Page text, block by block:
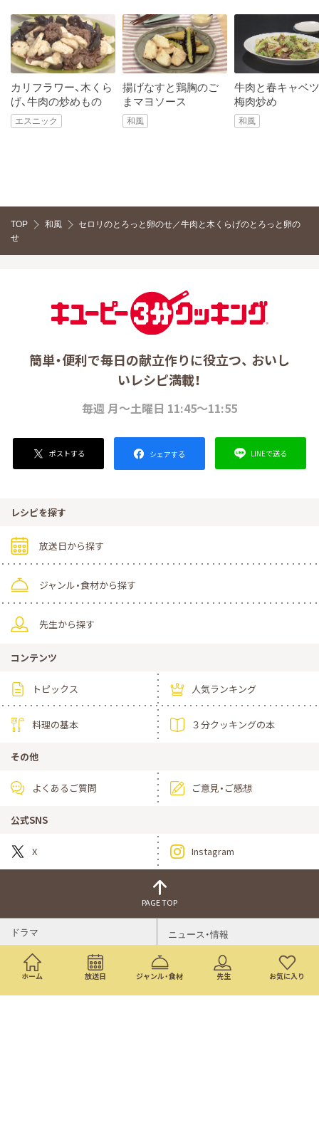
ホーム 放送日 ジャンル・食材 先生 お気に入り
カリフラワー、木くら
げ、牛肉の炒めもの
エスニック
揚げなすと鶏胸のご
まマヨソース
和風
牛肉と春キャベ
梅肉炒め
和風
TOP 和風
セロリのとろっと卵のせ／牛肉と木くらげのとろっと卵の
せ
簡単・便利で毎日の献立作りに役立つ、 おいし
いレシピ満載！
毎週 月～土曜日 11:45～11:55
ポストする シェアする LINEで送る
レシピを探す
放送日から探す
ジャンル・食材から探す
先生から探す
コンテンツ
トピックス 人気ランキング
料理の基本 ３分クッキングの本
その他
よくあるご質問 ご意見・ご感想
公式SNS
X Instagram
PAGE TOP
ドラマ ニュース・情報
バラエティ・音楽 映画
スポーツ アニメ